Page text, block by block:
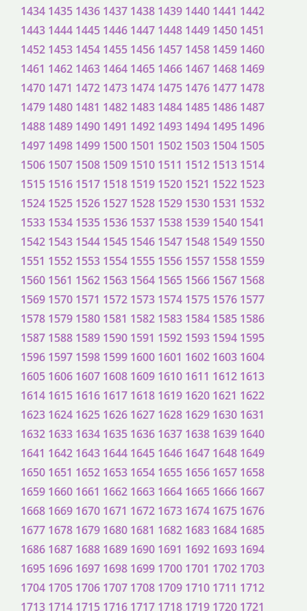
1434 1435 1436 1437 1438 1439 1440 1441 1442
1443 1444 1445 1446 1447 1448 1449 1450 1451
1452 1453 1454 1455 1456 1457 1458 1459 1460
1461 1462 1463 1464 1465 1466 1467 1468 1469
1470 1471 1472 1473 1474 1475 1476 1477 1478
1479 1480 1481 1482 1483 1484 1485 1486 1487
1488 1489 1490 1491 1492 1493 1494 1495 1496
1497 1498 1499 1500 1501 1502 1503 1504 1505
1506 1507 1508 1509 1510 1511 1512 1513 1514
1515 1516 1517 1518 1519 1520 1521 1522 1523
1524 1525 1526 1527 1528 1529 1530 1531 1532
1533 1534 1535 1536 1537 1538 1539 1540 1541
1542 1543 1544 1545 1546 1547 1548 1549 1550
1551 1552 1553 1554 1555 1556 1557 1558 1559
1560 1561 1562 1563 1564 1565 1566 1567 1568
1569 1570 1571 1572 1573 1574 1575 1576 1577
1578 1579 1580 1581 1582 1583 1584 1585 1586
1587 1588 1589 1590 1591 1592 1593 1594 1595
1596 1597 1598 1599 1600 1601 1602 1603 1604
1605 1606 1607 1608 1609 1610 1611 1612 1613
1614 1615 1616 1617 1618 1619 1620 1621 1622
1623 1624 1625 1626 1627 1628 1629 1630 1631
1632 1633 1634 1635 1636 1637 1638 1639 1640
1641 1642 1643 1644 1645 1646 1647 1648 1649
1650 1651 1652 1653 1654 1655 1656 1657 1658
1659 1660 1661 1662 1663 1664 1665 1666 1667
1668 1669 1670 1671 1672 1673 1674 1675 1676
1677 1678 1679 1680 1681 1682 1683 1684 1685
1686 1687 1688 1689 1690 1691 1692 1693 1694
1695 1696 1697 1698 1699 1700 1701 1702 1703
1704 1705 1706 1707 1708 1709 1710 1711 1712
1713 1714 1715 1716 1717 1718 1719 1720 1721